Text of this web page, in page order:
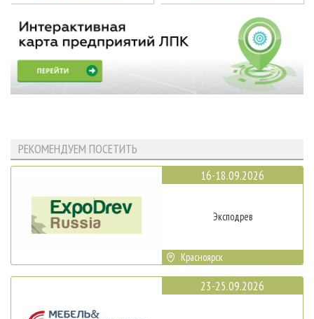
РЕКОМЕНДУЕМ ПОСЕТИТЬ
16-18.09.2026
Эксподрев
Красноярск
23-25.09.2026